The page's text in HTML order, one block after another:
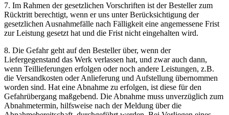
7. Im Rahmen der gesetzlichen Vorschriften ist der Besteller zum
Rücktritt berechtigt, wenn er uns unter Berücksichtigung der
gesetzlichen Ausnahmefälle nach Fälligkeit eine angemessene Frist
zur Leistung gesetzt hat und die Frist nicht eingehalten wird.
8. Die Gefahr geht auf den Besteller über, wenn der
Liefergegenstand das Werk verlassen hat, und zwar auch dann,
wenn Teillieferungen erfolgen oder noch andere Leistungen, z.B.
die Versandkosten oder Anlieferung und Aufstellung übernommen
worden sind. Hat eine Abnahme zu erfolgen, ist diese für den
Gefahrübergang maßgebend. Die Abnahme muss unverzüglich zum
Abnahmetermin, hilfsweise nach der Meldung über die